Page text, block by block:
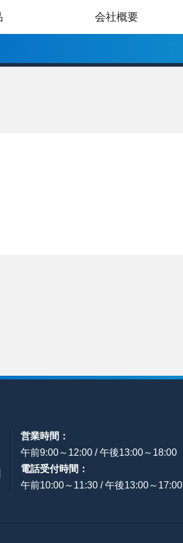
会社概要
営業時間：
午前9:00～12:00 / 午後13:00～18:00
電話受付時間：
午前10:00～11:30 / 午後13:00～17:00